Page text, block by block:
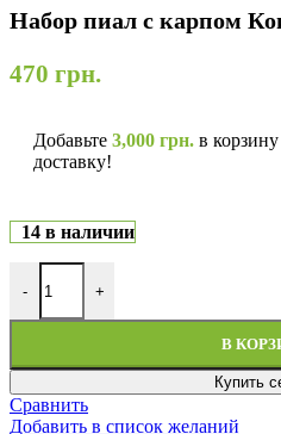
Набор пиал с карпом
470 грн.
Добавьте 3,000 грн. в
доставку!
14 в наличии
- +
В
Купить
Сравнить
Добавить в список желаний